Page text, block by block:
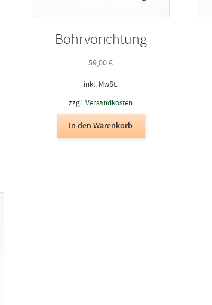
Bohrvorichtung
59,00€
inkl. MwSt.
zzgl.Versandkosten
In den Warenkorb